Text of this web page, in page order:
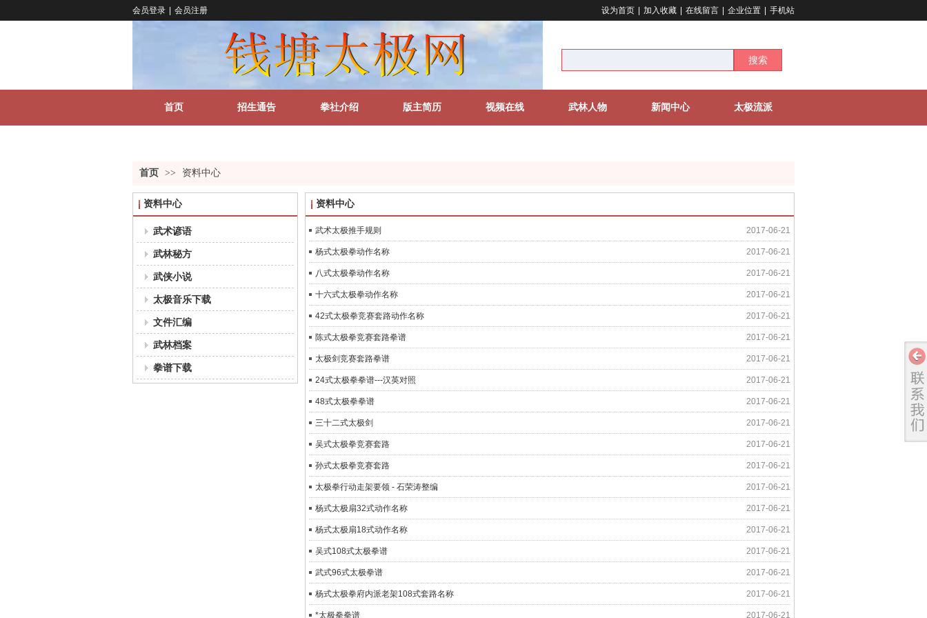
搜索
会员登录 会员注册 设为首页 加入收藏 在线留言 企业位置 手机站
首页 招生通告 拳社介绍 版主简历 视频在线 武林人物 新闻中心 太极流派
首页 >> 资料中心
资料中心
武术谚语
武林秘方
武侠小说
太极音乐下载
文件汇编
武林档案
拳谱下载
资料中心
武术太极推手规则 2017-06-21
杨式太极拳动作名称 2017-06-21
八式太极拳动作名称 2017-06-21
十六式太极拳动作名称 2017-06-21
42式太极拳竞赛套路动作名称 2017-06-21
陈式太极拳竞赛套路拳谱 2017-06-21
太极剑竞赛套路拳谱 2017-06-21
24式太极拳拳谱---汉英对照 2017-06-21
48式太极拳拳谱 2017-06-21
三十二式太极剑 2017-06-21
吴式太极拳竞赛套路 2017-06-21
孙式太极拳竞赛套路 2017-06-21
太极拳行动走架要领 - 石荣涛整编 2017-06-21
杨式太极扇32式动作名称 2017-06-21
杨式太极扇18式动作名称 2017-06-21
吴式108式太极拳谱 2017-06-21
武式96式太极拳谱 2017-06-21
杨式太极拳府内派老架108式套路名称 2017-06-21
*太极拳拳谱 2017-06-21